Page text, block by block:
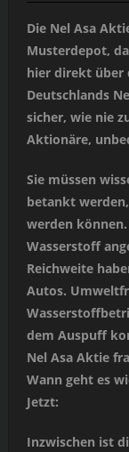
Die Nel Asa
Musterdepot,
hier direkt über
Deutschlands
sicher, wie nie
Aktionäre,
Sie müssen
betankt
werden
Wasserstoff
Reichweite
Autos.
dem Auspuff
Nel Asa Aktie
Wann geht es
Jetzt:
Inzwischen ist